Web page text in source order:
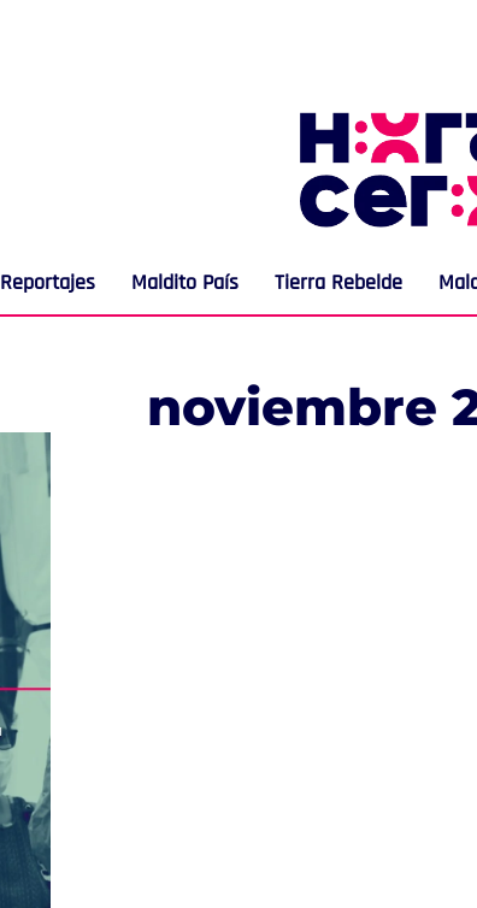
Reportajes Maldito País Tierra Rebelde
noviembre